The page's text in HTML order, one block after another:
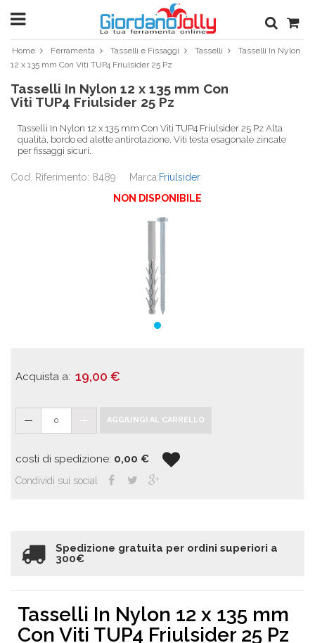
Home Ferramenta Tasselli e Fissaggi Tasselli
Tasselli In Nylon
12 x 135 mm Con Viti TUP4 Friulsider 25 Pz
Tasselli In Nylon 12 x 135 mm Con
Viti TUP4 Friulsider 25 Pz
Tasselli In Nylon 12 x 135 mm Con Viti TUP4 Friulsider 25 Pz Alta
qualità, bordo ed alette antirotazione. Viti testa esagonale zincate
per fissaggi sicuri.
Cod. Riferimento: 8489 Marca:Friulsider
NON DISPONIBILE
Acquista a: 19,00 €
0 AGGIUNGI AL CARRELLO
costi di spedizione: 0,00 €
Condividi sui social
Spedizione gratuita per ordini superiori a
300€
Tasselli In Nylon 12 x 135 mm
Con Viti TUP4 Friulsider 25 Pz